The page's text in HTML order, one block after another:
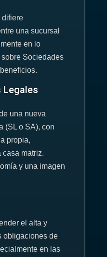
difiere
una sucursal
en lo
Sociedades
Legales
una nueva
(SL o SA), con
propia,
casa matriz.
y una imagen
el alta y
obligaciones de
en las